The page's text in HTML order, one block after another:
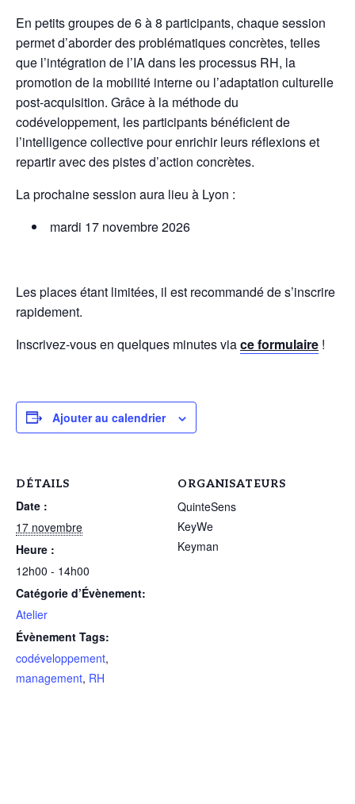
En petits groupes de 6 à 8 participants, chaque session
permet d’aborder des problématiques concrètes, telles
que l’intégration de l’IA dans les processus RH, la
promotion de la mobilité interne ou l’adaptation culturelle
post-acquisition. Grâce à la méthode du
codéveloppement, les participants bénéficient de
l’intelligence collective pour enrichir leurs réflexions et
repartir avec des pistes d’action concrètes.
La prochaine session aura lieu à Lyon :
mardi 17 novembre 2026
Les places étant limitées, il est recommandé de s’inscrire
rapidement.
Inscrivez-vous en quelques minutes viace formulaire !
Ajouter au calendrier
DÉTAILS
Date :
17 novembre
Heure :
12h00 - 14h00
Catégorie d’Évènement:
Atelier
Évènement Tags:
codéveloppement,
management, RH
ORGANISATEURS
QuinteSens
KeyWe
Keyman